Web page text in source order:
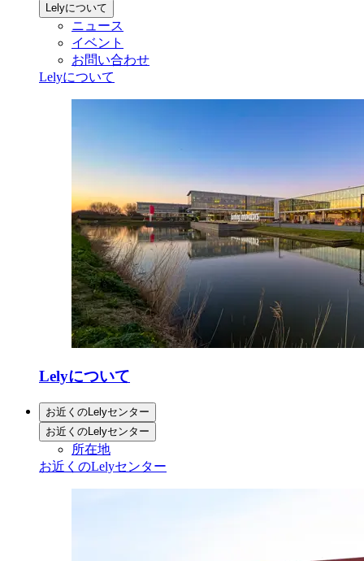
Lelyについて
ニュース
イベント
お問い合わせ
Lelyについて
Lelyについて
お近くのLelyセンター
お近くのLelyセンター
所在地
お近くのLelyセンター